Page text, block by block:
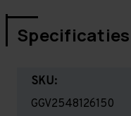
Specificaties
SKU:
GGV2548126150